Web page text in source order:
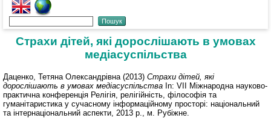
Страхи дітей, які дорослішають в умовах
медіасуспільства
Даценко, Тетяна Олександрівна (2013) Страхи дітей, які
дорослішають в умовах медіасуспільства In: VII Міжнародна науково-
практична конференція Релігія, релігійність, філософія та
гуманітаристика у сучасному інформаційному просторі: національний
та інтернаціональний аспекти, 2013 р., м. Рубіжне.